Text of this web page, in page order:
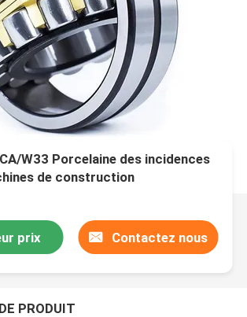
W33 Porcelaine des incidences
de construction
prix Contactez nous
PRODUIT